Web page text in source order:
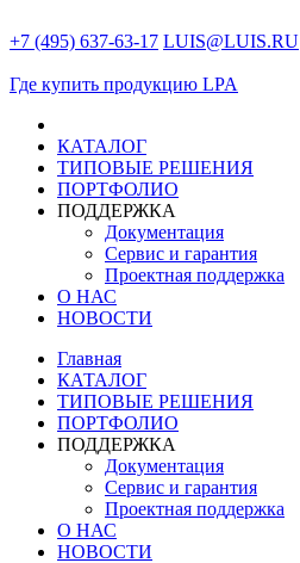
+7 (495) 637-63-17 LUIS@LUIS.RU
Где купить продукцию LPA
КАТАЛОГ
ТИПОВЫЕ РЕШЕНИЯ
ПОРТФОЛИО
ПОДДЕРЖКА
Документация
Сервис и гарантия
Проектная поддержка
О НАС
НОВОСТИ
Главная
КАТАЛОГ
ТИПОВЫЕ РЕШЕНИЯ
ПОРТФОЛИО
ПОДДЕРЖКА
Документация
Сервис и гарантия
Проектная поддержка
О НАС
НОВОСТИ